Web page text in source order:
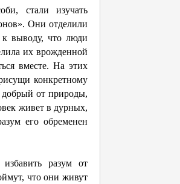
стали изучать
Они отделили
к выводу, что люди
их врожденной
вместе. На этих
конкретному
добрый от природы,
живет в дурных,
его обременен
разум от
что они живут